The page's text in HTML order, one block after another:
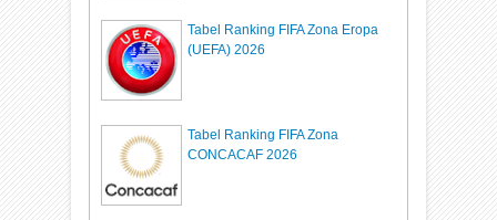
Tabel Ranking FIFA Zona Eropa
(UEFA) 2026
Tabel Ranking FIFA Zona
CONCACAF 2026